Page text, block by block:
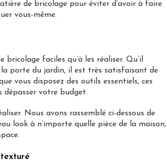
de bricolage pour éviter d’avoir à faire
vous-même.
faciles qu’à les réaliser. Qu’il
la porte du jardin, il est très satisfaisant de
vous disposez des outils essentiels, ces
dépasser votre budget.
Nous avons rassemblé ci-dessous de
look à n’importe quelle pièce de la maison,